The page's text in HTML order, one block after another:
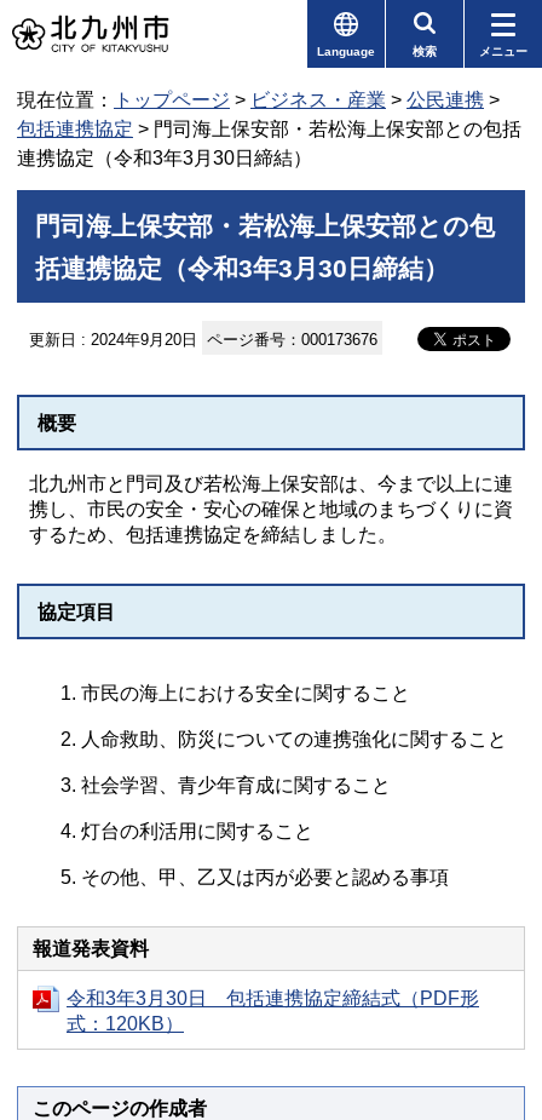
Language 検索 メニュー
現在位置： トップページ > ビジネス・産業 > 公民連携 >
包括連携協定 > 門司海上保安部・若松海上保安部との包括
連携協定（令和3年3月30日締結）
門司海上保安部・若松海上保安部との包
括連携協定（令和3年3月30日締結）
更新日 : 2024年9月20日 ページ番号：000173676
概要
北九州市と門司及び若松海上保安部は、今まで以上に連
携し、市民の安全・安心の確保と地域のまちづくりに資
するため、包括連携協定を締結しました。
協定項目
市民の海上における安全に関すること
人命救助、防災についての連携強化に関すること
社会学習、青少年育成に関すること
灯台の利活用に関すること
その他、甲、乙又は丙が必要と認める事項
報道発表資料
令和3年3月30日 包括連携協定締結式（PDF形
式：120KB）
このページの作成者